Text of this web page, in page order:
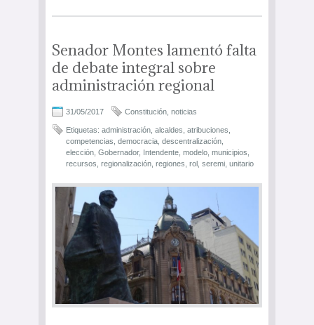
Senador Montes lamentó falta
de debate integral sobre
administración regional
31/05/2017 Constitución noticias
Etiquetas: administración alcaldes atribuciones
competencias democracia descentralización
elección Gobernador, Intendente modelo municipios
recursos regionalización regiones rol seremi unitario